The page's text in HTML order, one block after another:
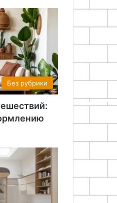
Без рубрики